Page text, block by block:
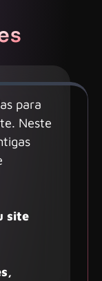
para
Neste
site